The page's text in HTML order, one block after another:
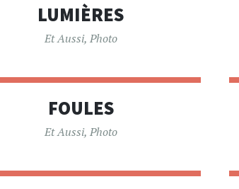
LUMIÈRES
Et Aussi, Photo
FOULES
Et Aussi, Photo